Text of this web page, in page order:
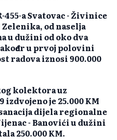
a Svatovac - Živinice
Zelenika, od naselja
u dužini od oko dva
u prvoj polovini
radova iznosi 900.000
kolektora uz
izdvojeno je 25.000 KM
dijela regionalne
- Banovići u dužini
250.000 KM.